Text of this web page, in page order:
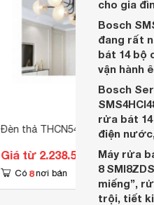
Đèn thả THCN54/21
Giá từ 2.238.500 đ
Có 8 nơi bán
cho gia
Bosch
đang rất
bát 14 bộ
vận hành
Bosch
rửa bát
điện
Máy rửa
8
miếng”,
trội, tiết